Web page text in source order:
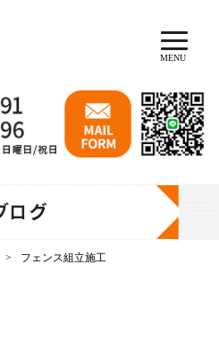
MENU
ログ
フェンス組立施工